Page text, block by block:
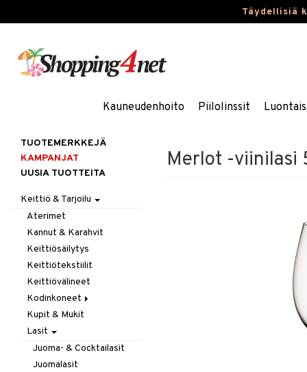
Täydellisiä
Kauneudenhoito Piilolinssit
Merlot -viinilasi
TUOTEMERKKEJÄ
KAMPANJAT
UUSIA TUOTTEITA
Keittiö & Tarjoilu
Aterimet
Kannut & Karahvit
Keittiösäilytys
Keittiötekstiilit
Keittiövälineet
Kodinkoneet
Kahvi, Tee & Espresso
Leivänpaahtimet
Mixerit &
Sähkövatkaimet
Kupit & Mukit
Lasit
Juoma- & Cocktailasit
Juomalasit